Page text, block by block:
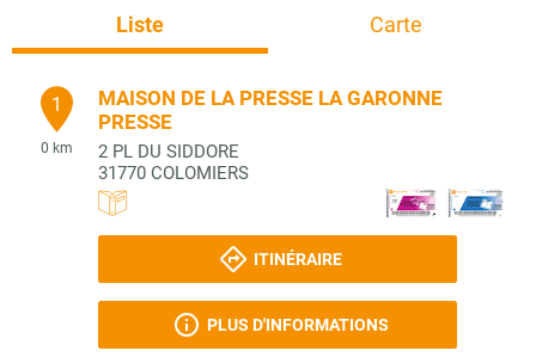
Liste Carte
1
0 km
MAISON DE LA PRESSE LA GARONNE
PRESSE
2 PL DU SIDDORE
31770 COLOMIERS
ITINÉRAIRE
PLUS D'INFORMATIONS